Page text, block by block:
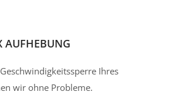
AUFHEBUNG
Ihres
wir ohne Probleme.